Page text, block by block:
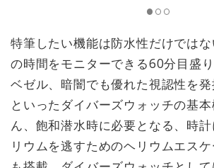
特筆したい機能は防水性だけでは
の時間をモニターできる60分目盛
ベゼル、暗闇でも優れた視認性を
といったダイバーズウォッチの基
ん、飽和潜水時に必要となる、時
リウムを逃すためのヘリウムエス